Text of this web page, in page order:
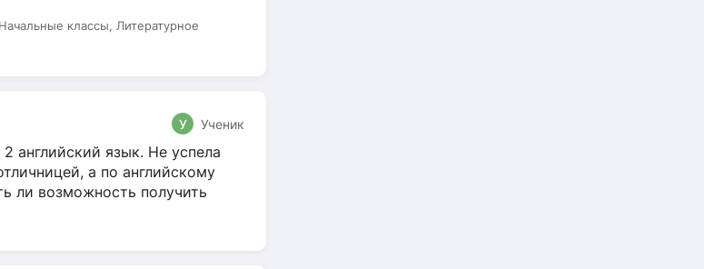
классы, Литературное
У Ученик
английский язык. Не успела
а по английскому
ли возможность получить